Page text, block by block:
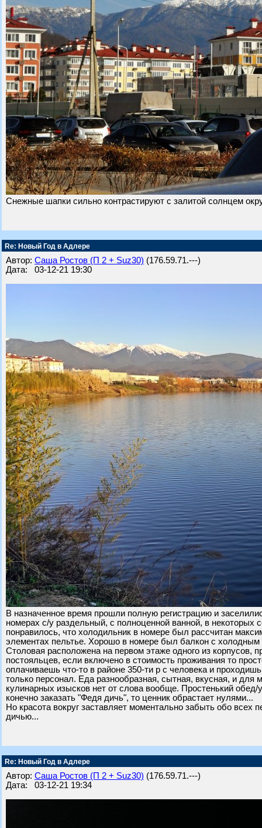
Снежные шапки сильно контрастируют с залитой солнцем
Re: Новый Год в Адлере
Автор: Саша Ростов (П 2 + Suz30) (176.59.71.---)
Дата: 03-12-21 19:30
В назначенное время прошли полную регистрацию и
номерах с/у раздельный, с полноценной ванной, в
понравилось, что холодильник в номере был рассчитан
элементах пельтье. Хорошо в номере был балкон с
Столовая расположена на первом этаже одного из корпусов,
постояльцев, если включено в стоимость проживания то
оплачиваешь что-то в районе 350-ти р с человека и
только персонал. Еда разнообразная, сытная, вкусная, и
кулинарных изысков нет от слова вообще. Простенький
конечно заказать "Федя дичь", то ценник обрастает нулями...
Но красота вокруг заставляет моментально забыть обо
дичью...
Re: Новый Год в Адлере
Автор: Саша Ростов (П 2 + Suz30) (176.59.71.---)
Дата: 03-12-21 19:34